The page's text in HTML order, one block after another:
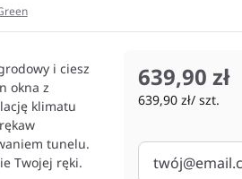
i ciesz
okna z
klimatu
tunelu.
Twojej ręki.
639,90 zł
639,90 zł/ szt.